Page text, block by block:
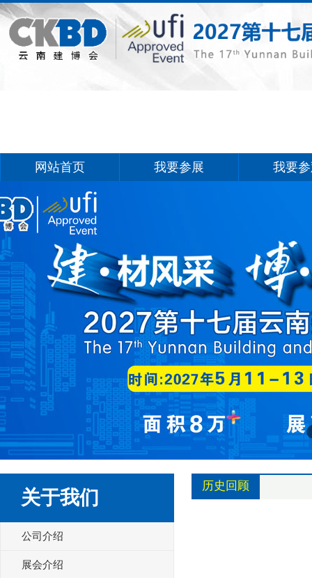
网站首页 我要参展 我要
关于我们
公司介绍
展会介绍
历史回顾